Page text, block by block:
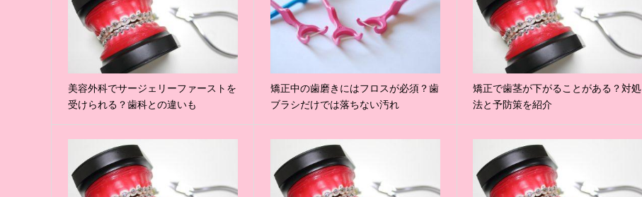
美容外科でサージェリーファーストを
受けられる？歯科との違いも
矯正中の歯磨きにはフロスが必須？歯
ブラシだけでは落ちない汚れ
矯正で歯茎が下がることがある？対処
法と予防策を紹介